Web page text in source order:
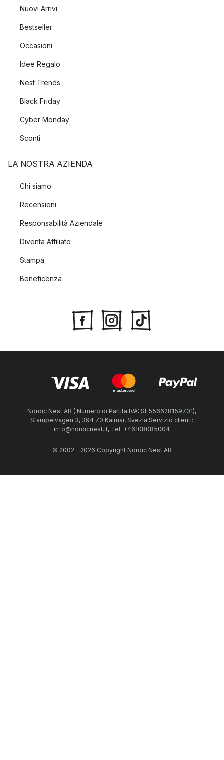
Nuovi Arrivi
Bestseller
Occasioni
Idee Regalo
Nest Trends
Black Friday
Cyber Monday
Sconti
LA NOSTRA AZIENDA
Chi siamo
Recensioni
Responsabilità Aziendale
Diventa Affiliato
Stampa
Beneficenza
Nordic Nest AB ( Numero di Partita IVA: SE556628159701),
Stämpelvägen 3, 394 70 Kalmar, Svezia Servizio clienti:
info@nordicnest.it, Tel. +46108085004
© 2002 - 2026 Copyright Nordic Nest AB